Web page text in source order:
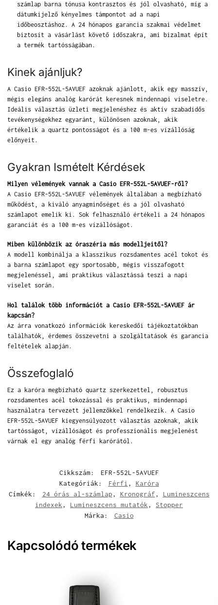
számlap barna tónusa kontrasztos és jól olvasható, míg a
dátumkijelző kényelmes támpontot ad a napi
időbeosztáshoz. A 24 hónapos garancia szakmai védelmet
biztosít a vásárlást követő időszakra, ami bizalmat épít
a termék tartósságában.
Kinek ajánljuk?
A Casio EFR-552L-5AVUEF azoknak ajánlott, akik egy masszív,
mégis elegáns analóg karórát keresnek mindennapi viseletre.
Ideális választás üzleti megjelenéshez és aktív szabadidős
tevékenységekhez egyaránt, különösen azoknak, akik
értékelik a quartz pontosságot és a 100 m-es vízállóság
előnyeit.
Gyakran Ismételt Kérdések
Milyen vélemények vannak a Casio EFR-552L-5AVUEF-ről?
A Casio EFR-552L-5AVUEF vélemények általában a megbízható
működést, a kiváló anyagminőséget és a jól olvasható
számlapot emelik ki. Sok felhasználó értékeli a 24 hónapos
garanciát és a 100 m-es vízállóságot.
Miben különbözik az óraszéria más modelljeitől?
A modell kombinálja a klasszikus rozsdamentes acél tokot és
a barna számlapot egy sportosabb, mégis visszafogott
megjelenéssel, ami praktikus választássá teszi a napi
viselet során.
Hol találok több információt a Casio EFR-552L-5AVUEF ár
kapcsán?
Az árra vonatkozó információk kereskedői tájékoztatókban
találhatók, érdemes összevetni a szolgáltatások és garancia
feltételek alapján.
Összefoglaló
Ez a karóra megbízható quartz szerkezettel, robusztus
rozsdamentes acél tokozással és praktikus, mindennapi
használatra tervezett jellemzőkkel rendelkezik. A Casio
EFR-552L-5AVUEF kiegyensúlyozott választás azoknak, akik
tartósságot, vízállóságot és professzionális megjelenést
várnak el egy analóg férfi karórától.
Cikkszám:
EFR-552L-5AVUEF
Kategóriák:
Férfi , Karóra
Címkék:
24 órás al-számlap, Kronográf, Lumineszcens
indexek, Lumineszcens mutatók, Stopper
Márka:
Casio
Kapcsolódó termékek